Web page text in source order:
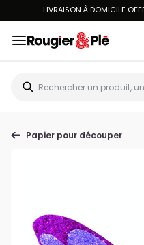
LIVRAISON À DOMICILE
Papier pour découper